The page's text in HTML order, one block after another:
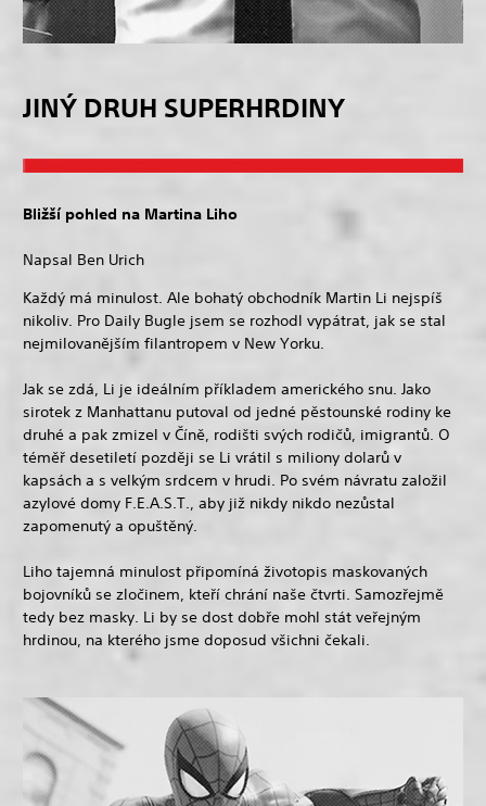
JINÝ DRUH SUPERHRDINY
Bližší pohled na Martina Liho
Napsal Ben Urich
Každý má minulost. Ale bohatý obchodník Martin Li nejspíš
nikoliv. Pro Daily Bugle jsem se rozhodl vypátrat, jak se stal
nejmilovanějším filantropem v New Yorku.
Jak se zdá, Li je ideálním příkladem amerického snu. Jako
sirotek z Manhattanu putoval od jedné pěstounské rodiny ke
druhé a pak zmizel v Číně, rodišti svých rodičů, imigrantů. O
téměř desetiletí později se Li vrátil s miliony dolarů v
kapsách a s velkým srdcem v hrudi. Po svém návratu založil
azylové domy F.E.A.S.T., aby již nikdy nikdo nezůstal
zapomenutý a opuštěný.
Liho tajemná minulost připomíná životopis maskovaných
bojovníků se zločinem, kteří chrání naše čtvrti. Samozřejmě
tedy bez masky. Li by se dost dobře mohl stát veřejným
hrdinou, na kterého jsme doposud všichni čekali.